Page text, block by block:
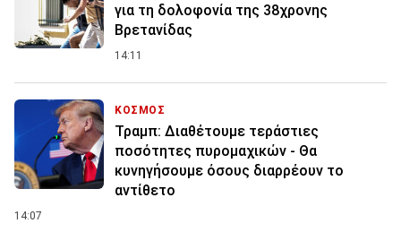
για τη δολοφονία της 38χρονης
Βρετανίδας
14:11
ΚΟΣΜΟΣ
Τραμπ: Διαθέτουμε τεράστιες
ποσότητες πυρομαχικών - Θα
κυνηγήσουμε όσους διαρρέουν το
αντίθετο
14:07